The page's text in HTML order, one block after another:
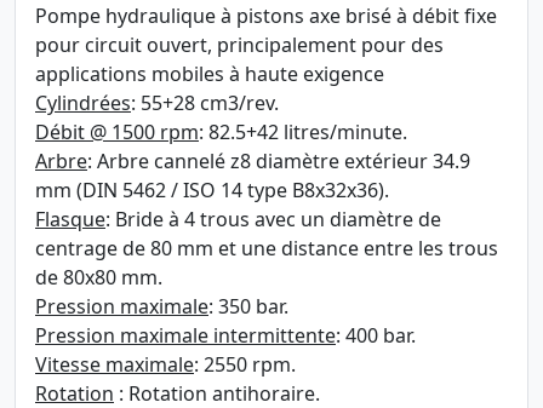
Pompe hydraulique à pistons axe brisé à débit fixe
pour circuit ouvert, principalement pour des
applications mobiles à haute exigence
Cylindrées: 55+28 cm3/rev.
Débit @ 1500 rpm: 82.5+42 litres/minute.
Arbre: Arbre cannelé z8 diamètre extérieur 34.9
mm (DIN 5462 / ISO 14 type B8x32x36).
Flasque: Bride à 4 trous avec un diamètre de
centrage de 80 mm et une distance entre les trous
de 80x80 mm.
Pression maximale: 350 bar.
Pression maximale intermittente: 400 bar.
Vitesse maximale: 2550 rpm.
Rotation : Rotation antihoraire.